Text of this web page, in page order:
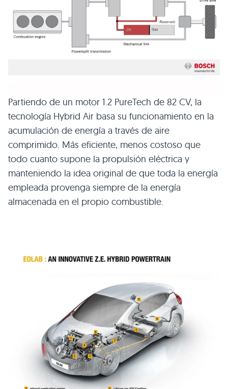
Partiendo de un motor 1.2 PureTech de 82 CV, la
tecnología Hybrid Air basa su funcionamiento en la
acumulación de energía a través de aire
comprimido. Más eficiente, menos costoso que
todo cuanto supone la propulsión eléctrica y
manteniendo la idea original de que toda la energía
empleada provenga siempre de la energía
almacenada en el propio combustible.